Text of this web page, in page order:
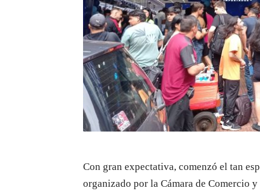
Con gran expectativa, comenzó el tan
organizado por la Cámara de Comercio